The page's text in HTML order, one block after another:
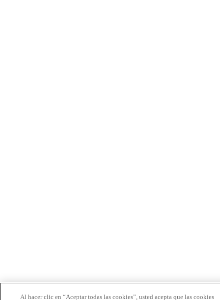
Al hacer clic en “Aceptar todas las cookies”, usted acepta que las cookies